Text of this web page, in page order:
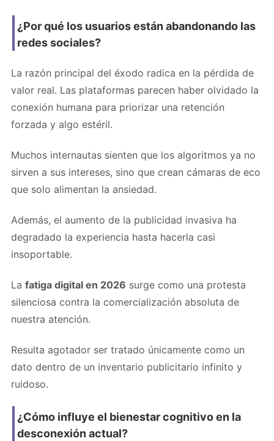
¿Por qué los usuarios están abandonando las
redes sociales?
La razón principal del éxodo radica en la pérdida de
valor real. Las plataformas parecen haber olvidado la
conexión humana para priorizar una retención
forzada y algo estéril.
Muchos internautas sienten que los algoritmos ya no
sirven a sus intereses, sino que crean cámaras de eco
que solo alimentan la ansiedad.
Además, el aumento de la publicidad invasiva ha
degradado la experiencia hasta hacerla casi
insoportable.
La fatiga digital en 2026 surge como una protesta
silenciosa contra la comercialización absoluta de
nuestra atención.
Resulta agotador ser tratado únicamente como un
dato dentro de un inventario publicitario infinito y
ruidoso.
¿Cómo influye el bienestar cognitivo en la
desconexión actual?